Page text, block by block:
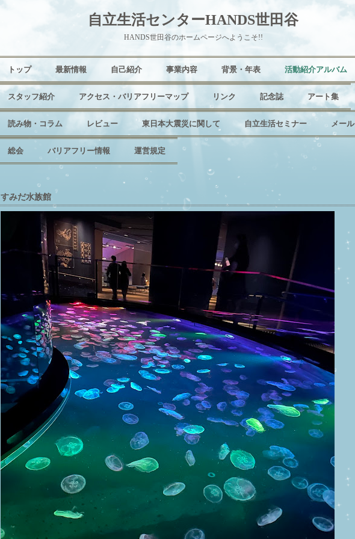
自立生活センターHANDS世田谷
HANDS世田谷のホームページへようこそ!!
トップ 最新情報 自己紹介 事業内容 背景・年表 活動紹介アルバム
スタッフ紹介 アクセス・バリアフリーマップ リンク 記念誌 アート集
読み物・コラム レビュー 東日本大震災に関して 自立生活セミナー メール
総会 バリアフリー情報 運営規定
すみだ水族館